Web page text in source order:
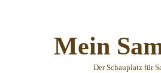
Mein
Der Schauplatz für